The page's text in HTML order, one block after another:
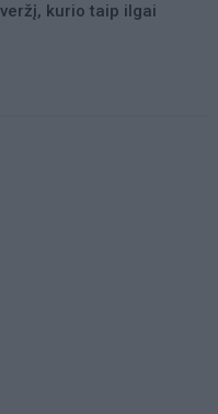
kurio taip ilgai